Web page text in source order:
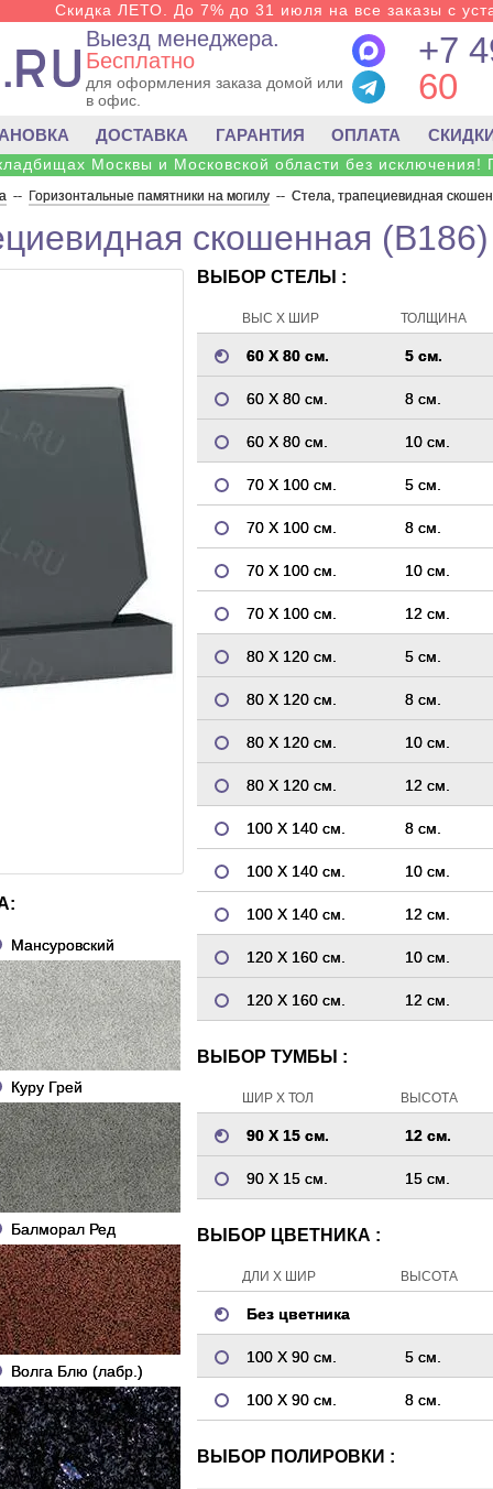
Скидка ЛЕТО. До 7% до 31 июля на все заказы с
Выезд менеджера.
Бесплатно
для оформления заказа домой или
в офис.
+7
60
ДОСТАВКА ГАРАНТИЯ ОПЛАТА
Москвы и Московской области без исключения!
-- Горизонтальные памятники на могилу -- Стела, трапециевидная
скошенная (B186)
Мансуровский
Куру Грей
Балморал Ред
Волга Блю (лабр.)
ВЫБОР СТЕЛЫ :
ВЫС Х ШИР ТОЛЩИНА
60 Х 80 см. 5 см.
60 Х 80 см. 8 см.
60 Х 80 см. 10 см.
70 Х 100 см. 5 см.
70 Х 100 см. 8 см.
70 Х 100 см. 10 см.
70 Х 100 см. 12 см.
80 Х 120 см. 5 см.
80 Х 120 см. 8 см.
80 Х 120 см. 10 см.
80 Х 120 см. 12 см.
100 Х 140 см. 8 см.
100 Х 140 см. 10 см.
100 Х 140 см. 12 см.
120 Х 160 см. 10 см.
120 Х 160 см. 12 см.
ВЫБОР ТУМБЫ :
ШИР Х ТОЛ ВЫСОТА
90 Х 15 см. 12 см.
90 Х 15 см. 15 см.
ВЫБОР ЦВЕТНИКА :
ДЛИ Х ШИР ВЫСОТА
Без цветника
100 Х 90 см. 5 см.
100 Х 90 см. 8 см.
ВЫБОР ПОЛИРОВКИ :